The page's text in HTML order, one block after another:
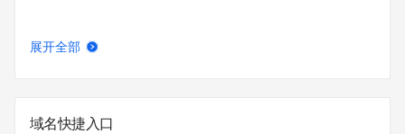
展开全部
域名快捷入口